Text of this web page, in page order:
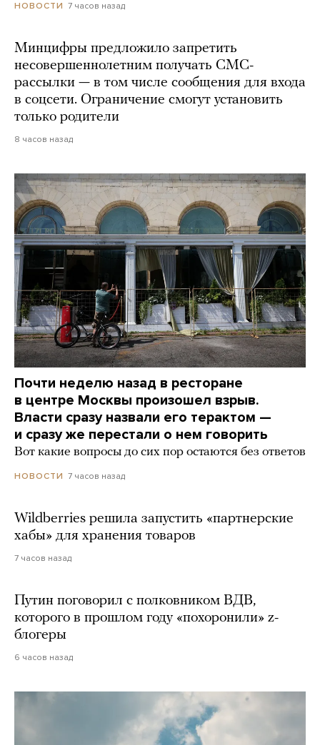
НОВОСТИ 7 часов назад
Минцифры предложило запретить
несовершеннолетним получать СМС-
рассылки — в том числе сообщения для входа
в соцсети. Ограничение смогут установить
только родители
8 часов назад
Почти неделю назад в ресторане
в центре Москвы произошел взрыв.
Власти сразу назвали его терактом —
и сразу же перестали о нем говорить
Вот какие вопросы до сих пор остаются без ответов
НОВОСТИ 7 часов назад
Wildberries решила запустить «партнерские
хабы» для хранения товаров
7 часов назад
Путин поговорил с полковником ВДВ,
которого в прошлом году «похоронили» z-
блогеры
6 часов назад